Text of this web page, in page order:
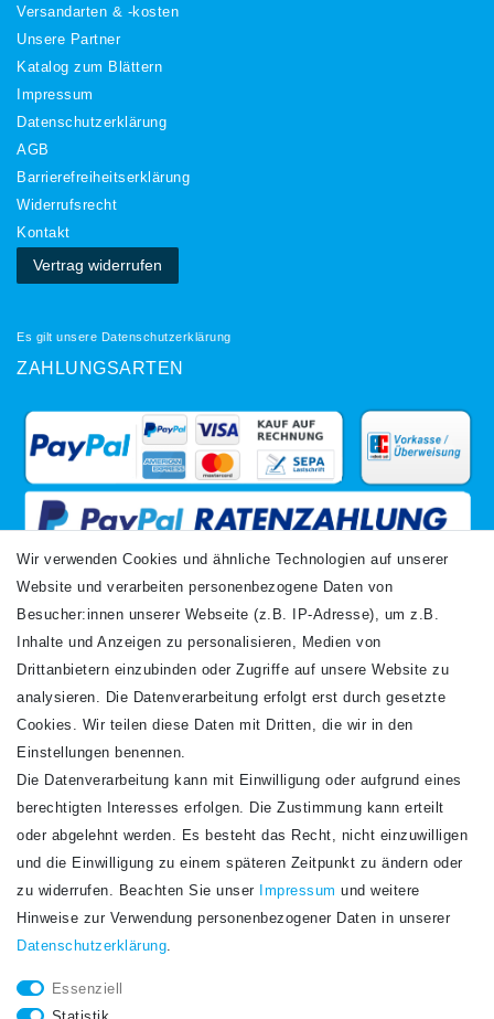
Versandarten & -kosten
Unsere Partner
Katalog zum Blättern
Impressum
Daten­schutz­erklärung
AGB
Barrierefreiheitserklärung
Widerrufs­recht
Kontakt
Vertrag widerrufen
Es gilt unsere Datenschutzerklärung
ZAHLUNGSARTEN
VERSANDARTEN
Newsletter
Honig
Hiermit bestätige ich, dass ich dieDaten­schutz­erklärunggelesen habe. Meine
Wir verwenden Cookies und ähnliche Technologien auf unserer
Website und verarbeiten personenbezogene Daten von
Besucher:innen unserer Webseite (z.B. IP-Adresse), um z.B.
Inhalte und Anzeigen zu personalisieren, Medien von
Drittanbietern einzubinden oder Zugriffe auf unsere Website zu
analysieren. Die Datenverarbeitung erfolgt erst durch gesetzte
Cookies. Wir teilen diese Daten mit Dritten, die wir in den
Einstellungen benennen.
Die Datenverarbeitung kann mit Einwilligung oder aufgrund eines
berechtigten Interesses erfolgen. Die Zustimmung kann erteilt
oder abgelehnt werden. Es besteht das Recht, nicht einzuwilligen
und die Einwilligung zu einem späteren Zeitpunkt zu ändern oder
zu widerrufen. Beachten Sie unser
Impressum und weitere
Hinweise zur Verwendung personenbezogener Daten in unserer
Daten­schutz­erklärung.
Essenziell